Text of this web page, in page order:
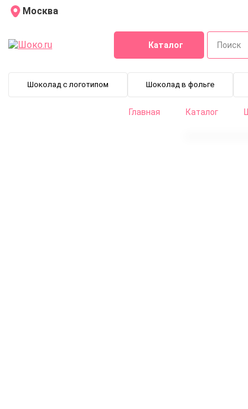
Москва
Каталог
Шоколад с логотипом Шоколад в фольге
Главная Каталог